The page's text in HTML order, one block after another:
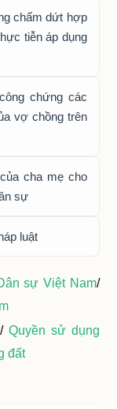
chấm dứt hợp
tiễn áp dụng
chứng các
vợ chồng trên
cha mẹ cho
sự
luật
sự Việt Nam/
/ Quyền sử dụng
đất